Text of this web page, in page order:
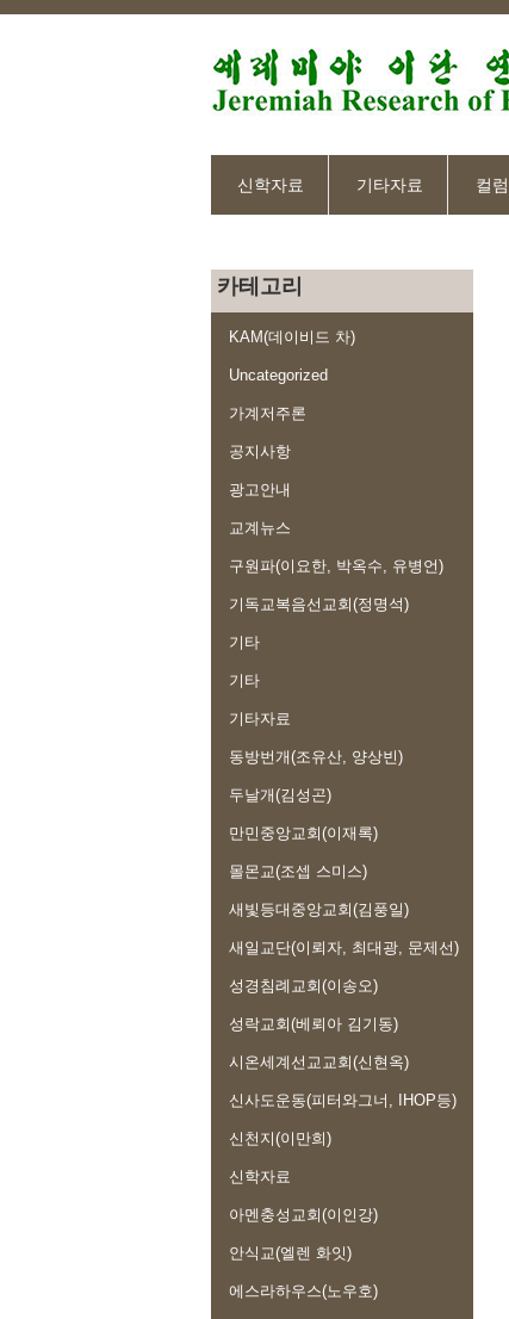
신학자료 기타자료 컬럼
카테고리
KAM(데이비드 차)
Uncategorized
가계저주론
공지사항
광고안내
교계뉴스
구원파(이요한, 박옥수, 유병언)
기독교복음선교회(정명석)
기타
기타
기타자료
동방번개(조유산, 양상빈)
두날개(김성곤)
만민중앙교회(이재록)
몰몬교(조셉 스미스)
새빛등대중앙교회(김풍일)
새일교단(이뢰자, 최대광, 문제선)
성경침례교회(이송오)
성락교회(베뢰아 김기동)
시온세계선교교회(신현옥)
신사도운동(피터와그너, IHOP등)
신천지(이만희)
신학자료
아멘충성교회(이인강)
안식교(엘렌 화잇)
에스라하우스(노우호)